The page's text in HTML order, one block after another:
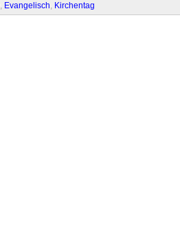
, Evangelisch, Kirchentag